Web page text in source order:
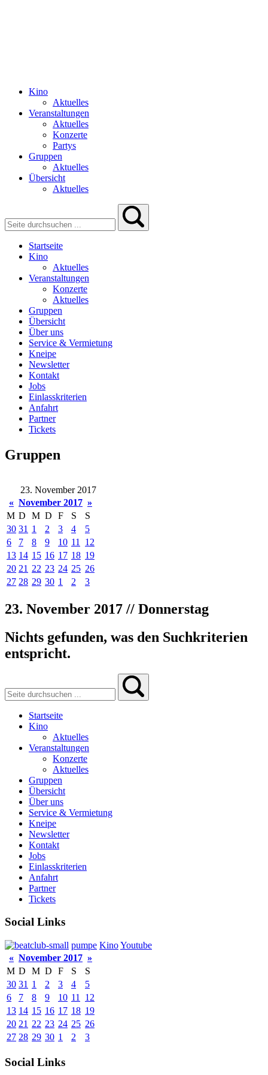
Kino
Aktuelles
Veranstaltungen
Aktuelles
Konzerte
Partys
Gruppen
Aktuelles
Übersicht
Aktuelles
Startseite
Kino
Aktuelles
Veranstaltungen
Konzerte
Aktuelles
Gruppen
Übersicht
Über uns
Service & Vermietung
Kneipe
Newsletter
Kontakt
Jobs
Einlasskriterien
Anfahrt
Partner
Tickets
Gruppen
23. November 2017
« November 2017 »
M D M D F S
S
30 31 1 2 3 4
5
6
7 8 9 10 11
12
13 14 15 16 17 18 19
20 21 22 23 24 25 26
27 28 29 30 1 2 3
23. November 2017 // Donnerstag
Nichts gefunden, was den Suchkriterien
entspricht.
Startseite
Kino
Aktuelles
Veranstaltungen
Konzerte
Aktuelles
Gruppen
Übersicht
Über uns
Service & Vermietung
Kneipe
Newsletter
Kontakt
Jobs
Einlasskriterien
Anfahrt
Partner
Tickets
Social Links
pumpe KinoYoutube
« November 2017 »
M D M D F S
S
30 31 1 2 3 4
5
6
7 8 9 10 11
12
13 14 15 16 17 18 19
20 21 22 23 24 25 26
27 28 29 30 1 2 3
Social Links